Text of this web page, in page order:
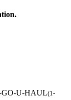
GO-U-HAUL(1-